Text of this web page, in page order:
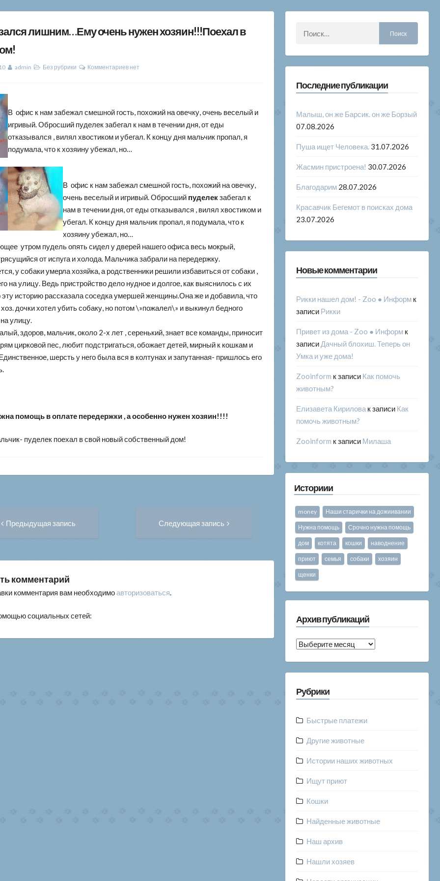
лишним…Ему очень нужен хозяин!!!Поехал в
admin Без рубрики Комментариев нет
В офис к нам забежал смешной гость, похожий на овечку, очень веселый и
игривый. Обросший пуделек забегал к нам в течении дня, от еды
отказывался , вилял хвостиком и убегал. К концу дня мальчик пропал, я
подумала, что к хозяину убежал, но…
В офис к нам забежал смешной гость, похожий на овечку,
очень веселый и игривый. Обросший пуделекзабегал к
нам в течении дня, от еды отказывался , вилял хвостиком и
убегал. К концу дня мальчик пропал, я подумала, что к
хозяину убежал, но…
утром пудель опять сидел у дверей нашего офиса весь мокрый,
от испуга и холода. Мальчика забрали на передержку.
у собаки умерла хозяйка, а родственники решили избавиться от собаки ,
на улицу. Ведь пристройство дело нудное и долгое, как выяснилось с их
историю рассказала соседка умершей женщины.Она же и добавила, что
дочки хотел убить собаку, но потом \»пожалел\» и выкинул бедного
улицу.
здоров, мальчик, около 2-х лет , серенький, знает все команды, приносит
цирковой пес, любит подстригаться, обожает детей, мирный к кошкам и
шерсть у него была вся в колтунах и запутанная- пришлось его
помощь в оплате передержки , а особенно нужен хозяин!!!!
пуделек поехал в свой новый собственный дом!
Предыдущая запись Следующая запись
комментарий
комментария вам необходимоавторизоваться
социальных сетей:
Последние публикации
Малыш, он же Барсик. он же Борзый
07.08.2026
Пуша ищет Человека. 31.07.2026
Жасмин пристроена! 30.07.2026
Благодарим 28.07.2026
Красавчик Бегемот в поисках дома
23.07.2026
Новые комментарии
Рикки нашел дом! - Zoo ● Информ к
записи Рикки
Привет из дома - Zoo ● Информ к
записи Дачный блохиш. Теперь он
Умка и уже дома!
Zooinform к записи Как помочь
животным?
Елизавета Кирилова к записи Как
помочь животным?
Zooinform к записи Милаша
Историии
money Наши старички на дожиивании
Нужна помощь Срочно нужна помощь
дом котята кошки наводнение
приют семья собаки хозяин
щенки
Архив публикаций
Архив
Рубрики
Быстрые платежи
Другие животные
Истории наших животных
Ищут приют
Кошки
Найденные животные
Наш архив
Нашли хозяев